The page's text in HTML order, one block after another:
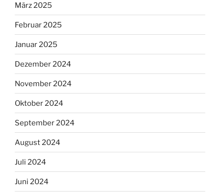
März 2025
Februar 2025
Januar 2025
Dezember 2024
November 2024
Oktober 2024
September 2024
August 2024
Juli 2024
Juni 2024